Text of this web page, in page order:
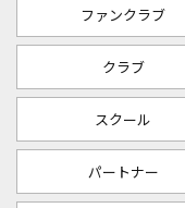
ファンクラブ
クラブ
スクール
パートナー